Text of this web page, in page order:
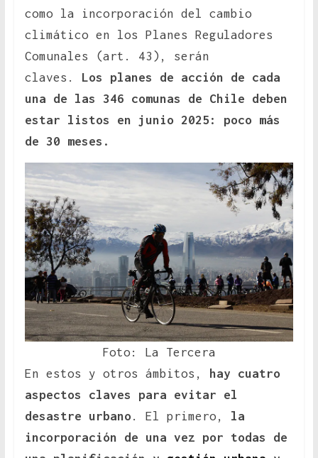
como la incorporación del cambio
climático en los Planes Reguladores
Comunales (art. 43), serán
claves. Los planes de acción de cada
una de las 346 comunas de Chile deben
estar listos en junio 2025: poco más
de 30 meses.
Foto: La Tercera
En estos y otros ámbitos,
hay cuatro
aspectos claves para evitar el
desastre urbano . El primero, la
incorporación de una vez por todas de